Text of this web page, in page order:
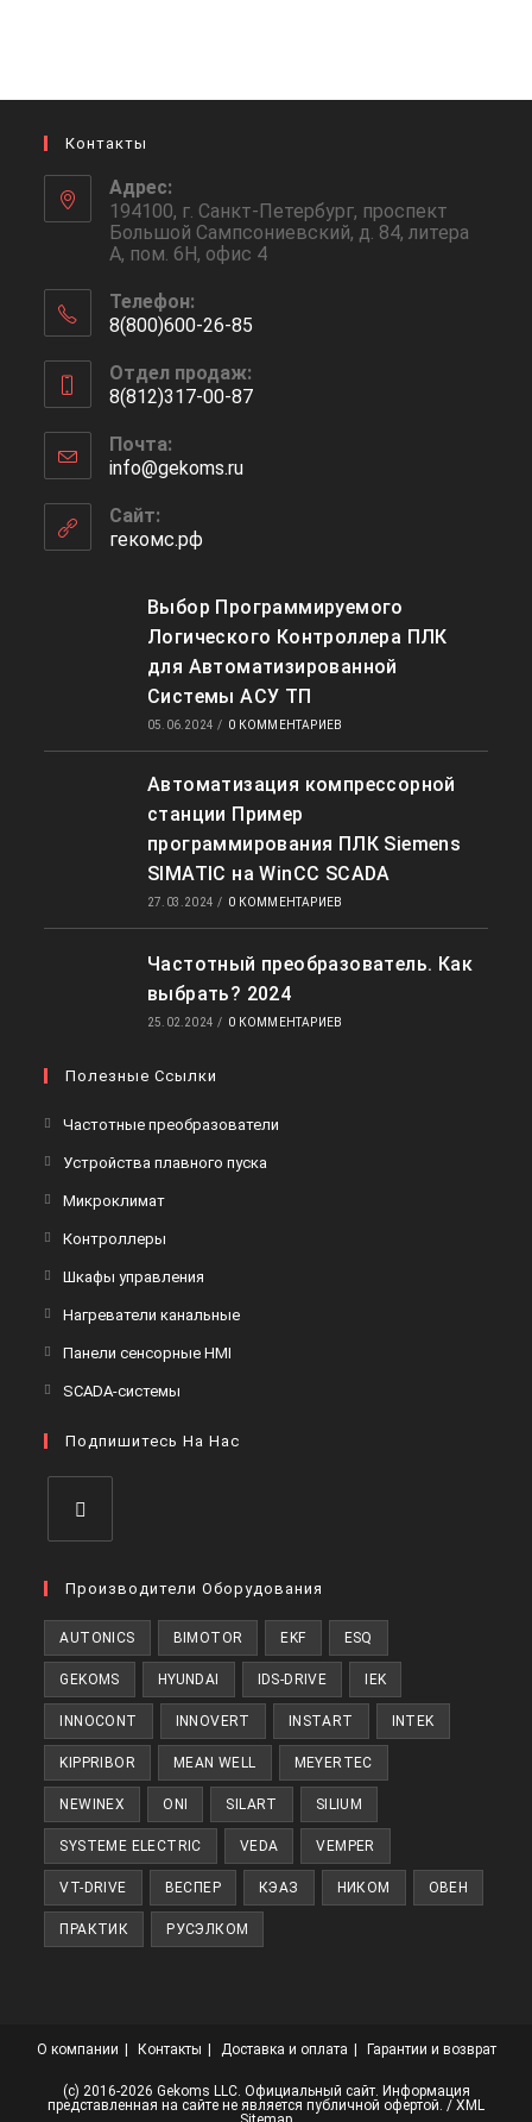
Контакты
Адрес:
194100, г. Санкт-Петербург, проспект
Большой Сампсониевский, д. 84, литера
А, пом. 6Н, офис 4
Телефон:
8(800)600-26-85
в
вашем
приложении
Отдел продаж:
8(812)317-00-87
в
вашем
приложении
Почта:
info@gekoms.ruОткроется
Сайт:
гекомс.рф
Выбор Программируемого
Логического Контроллера ПЛК
для Автоматизированной
Системы АСУ ТП
05.06.2024 / 0 КОММЕНТАРИЕВ
Автоматизация компрессорной
станции Пример
программирования ПЛК Siemens
SIMATIC на WinCC SCADA
27.03.2024 / 0 КОММЕНТАРИЕВ
Частотный преобразователь. Как
выбрать? 2024
25.02.2024 / 0 КОММЕНТАРИЕВ
Полезные Ссылки
Частотные преобразователи
Устройства плавного пуска
МикроклиматОткроется
вкладке
Контроллеры
вкладке
Шкафы управления
вкладке
Нагреватели канальныеОткроется
Панели сенсорные HMI
вкладке
SCADA-системы
новой
Подпишитесь На Нас
в
вкладке
Производители Оборудования
AUTONICS BIMOTOR EKF ESQ
GEKOMS HYUNDAI IDS-DRIVE IEK
INNOCONT INNOVERT INSTART INTEK
KIPPRIBOR MEAN WELL MEYERTEC
NEWINEX ONI SILART SILIUM
SYSTEME ELECTRIC VEDA VEMPER
VT-DRIVE ВЕСПЕР КЭАЗ НИКОМ ОВЕН
ПРАКТИК РУСЭЛКОМ
О компании Контакты Доставка и оплата Гарантии и возврат
(с) 2016-2026 Gekoms LLC. Официальный сайт. Информация
представленная на сайте не является публичной офертой. / XML